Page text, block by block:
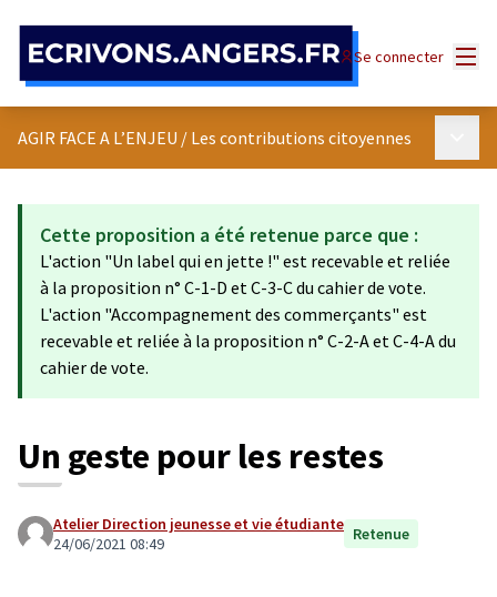
Se connecter
AGIR FACE A L’ENJEU / Les contributions citoyennes
Cette proposition a été retenue parce que :
L'action "Un label qui en jette !" est recevable et reliée
à la proposition n° C-1-D et C-3-C du cahier de vote.
L'action "Accompagnement des commerçants" est
recevable et reliée à la proposition n° C-2-A et C-4-A du
cahier de vote.
Un geste pour les restes
Atelier Direction jeunesse et vie étudiante
24/06/2021 08:49
Retenue